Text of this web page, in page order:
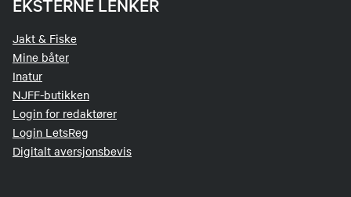
EKSTERNE LENKER
Jakt & Fiske
Mine båter
Inatur
NJFF-butikken
Login for redaktører
Login LetsReg
Digitalt aversjonsbevis